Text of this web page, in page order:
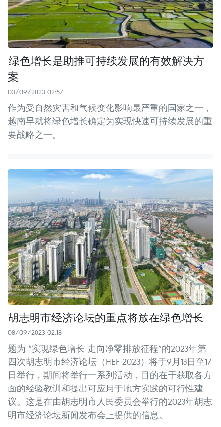
绿色增长是助推可持续发展的有效解决方
案
03/09/2023 02:57
作为受自然灾害和气候变化影响最严重的国家之一，
越南早就将绿色增长确定为实现快速可持续发展的重
要战略之一。
胡志明市经济论坛的重点将放在绿色增长
08/09/2023 02:18
题为 “实现绿色增长 走向净零排放征程”的2023年第
四次胡志明市经济论坛（HEF 2023）将于9月13日至17
日举行，期间将举行一系列活动，目的在于获取各方
面的经验教训和提出可应用于地方实践的可行性建
议。这是在由胡志明市人民委员会举行的2023年胡志
明市经济论坛新闻发布会上提供的信息。